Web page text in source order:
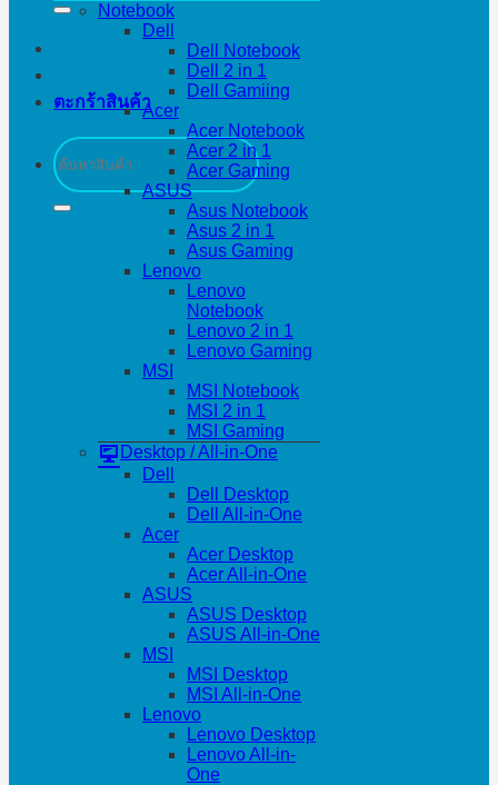
ตะกร้าสินค้า
ค้นหา:
Notebook
Dell
Dell Notebook
Dell 2 in 1
Dell Gamiing
Acer
Acer Notebook
Acer 2 in 1
Acer Gaming
ASUS
Asus Notebook
Asus 2 in 1
Asus Gaming
Lenovo
Lenovo
Notebook
Lenovo 2 in 1
Lenovo Gaming
MSI
MSI Notebook
MSI 2 in 1
MSI Gaming
Desktop / All-in-One
Dell
Dell Desktop
Dell All-in-One
Acer
Acer Desktop
Acer All-in-One
ASUS
ASUS Desktop
ASUS All-in-One
MSI
MSI Desktop
MSI All-in-One
Lenovo
Lenovo Desktop
Lenovo All-in-
One